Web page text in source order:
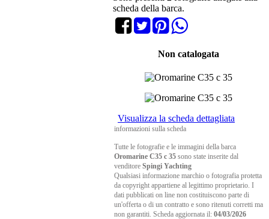
scheda della barca.
Non catalogata
Visualizza la scheda dettagliata
informazioni sulla scheda
Tutte le fotografie e le immagini della barca
Oromarine C35 c 35 sono state inserite dal
venditore Spingi Yachting
Qualsiasi informazione marchio o fotografia protetta
da copyright appartiene al legittimo proprietario. I
dati pubblicati on line non costituiscono parte di
un'offerta o di un contratto e sono ritenuti corretti ma
non garantiti. Scheda aggiornata il: 04/03/2026